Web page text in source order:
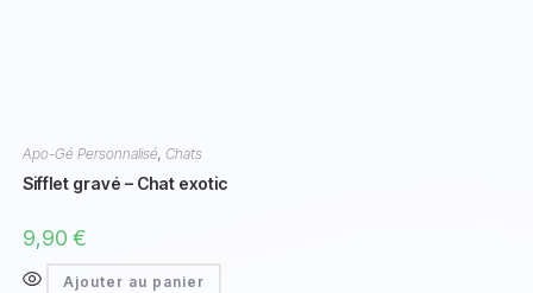
Apo-Gé Personnalisé, Chats
Sifflet gravé – Chat exotic
9,90 €
Ajouter au panier